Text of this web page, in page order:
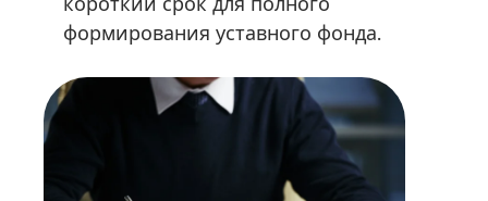
формирования уставного фонда.